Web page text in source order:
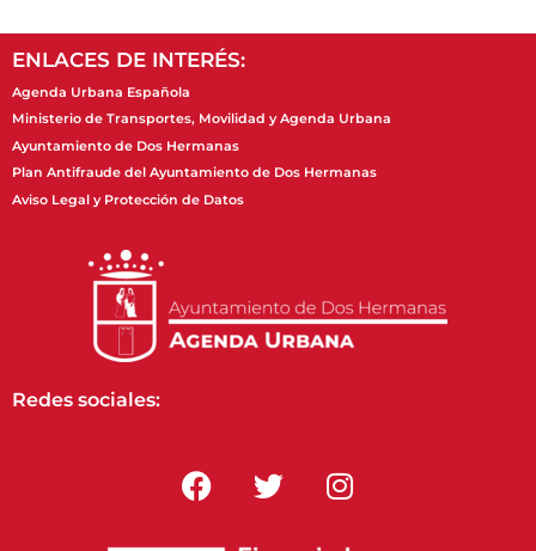
ENLACES DE INTERÉS:
Agenda Urbana Española
Ministerio de Transportes, Movilidad y Agenda Urbana
Ayuntamiento de Dos Hermanas
Plan Antifraude del Ayuntamiento de Dos Hermanas
Aviso Legal y Protección de Datos
Redes sociales: